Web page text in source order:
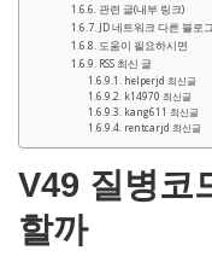
관련 글(내부 링크)
JD 네트워크 다른 블로
도움이 필요하시면
RSS 최신 글
helperjd 최신글
k14970 최신글
kang611 최신글
rentcarjd 최신글
V49 질병코
할까